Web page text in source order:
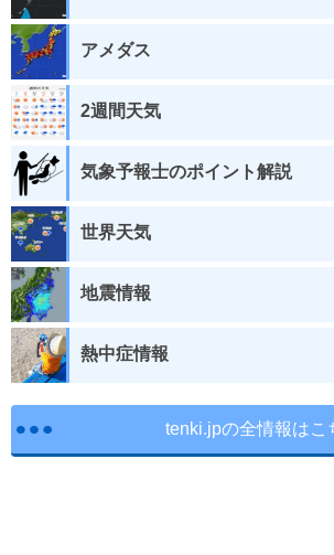
アメダス
2週間天気
気象予報士のポイント解説
世界天気
地震情報
熱中症情報
tenki.jpの全情報はこ